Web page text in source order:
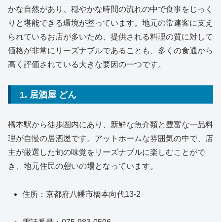
かな自然があり、穏やかな時間の流れの中で食事をじっく
りと堪能できる環境が整っています。地元の常連客に支え
られているお店が多いため、提供される料理の質に対して
価格が非常にリーズナブルであることも、多くの食通から
高く評価されている大きな要因の一つです。
1. 居酒屋 どん
橋本駅から徒歩圏内にあり、新鮮な魚介類と豊富な一品料
理が自慢の居酒屋です。アットホームな雰囲気の中で、店
主が厳選した旬の味覚をリーズナブルに楽しむことがで
き、地元住民の憩いの場となっています。
住所：京都府八幡市橋本向代13-2